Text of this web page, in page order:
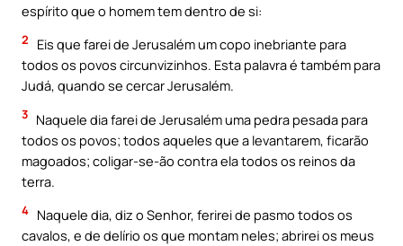
espírito que o homem tem dentro de si:
2
Eis que farei de Jerusalém um copo inebriante para
todos os povos circunvizinhos. Esta palavra é também para
Judá, quando se cercar Jerusalém.
3 Naquele dia farei de Jerusalém uma pedra pesada para
todos os povos; todos aqueles que a levantarem, ficarão
magoados; coligar-se-ão contra ela todos os reinos da
terra.
4 Naquele dia, diz o Senhor, ferirei de pasmo todos os
cavalos, e de delírio os que montam neles; abrirei os meus